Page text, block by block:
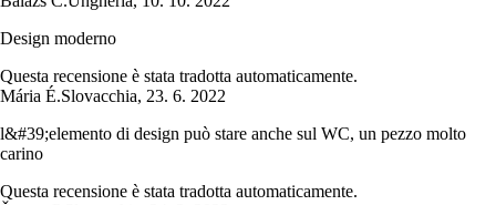
Design moderno
Questa recensione è stata tradotta automaticamente.
Mária É.Slovacchia, 23. 6. 2022
l&#39;elemento di design può stare anche sul WC, un pezzo molto
carino
Questa recensione è stata tradotta automaticamente.